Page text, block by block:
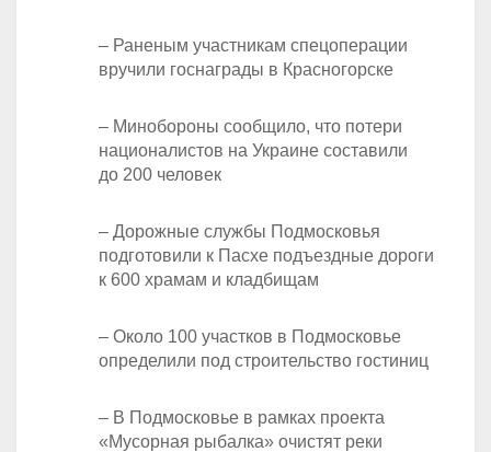
– Раненым участникам спецоперации
вручили госнаграды в Красногорске
– Минобороны сообщило, что потери
националистов на Украине составили
до 200 человек
– Дорожные службы Подмосковья
подготовили к Пасхе подъездные дороги
к 600 храмам и кладбищам
– Около 100 участков в Подмосковье
определили под строительство гостиниц
– В Подмосковье в рамках проекта
«Мусорная рыбалка» очистят реки